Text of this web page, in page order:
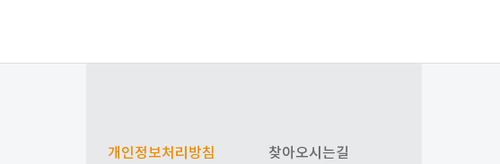
개인정보처리방침 찾아오시는길